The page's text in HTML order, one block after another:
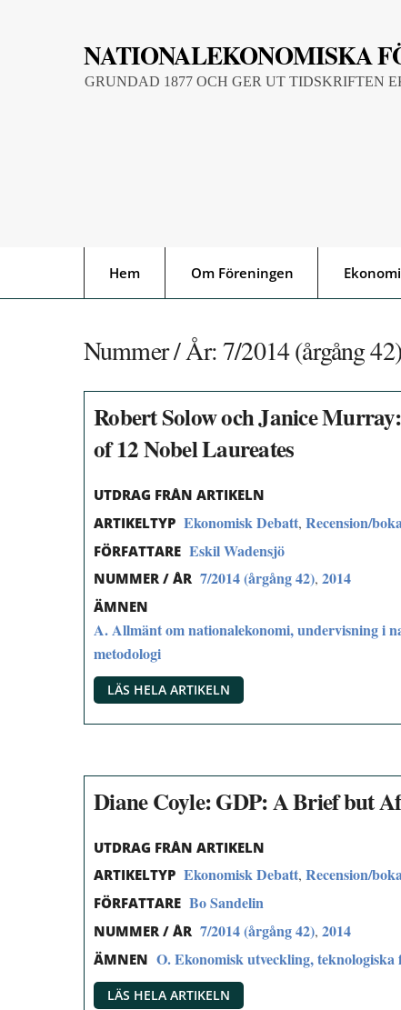
NATIONALEKONOMISKA
GRUNDAD 1877 OCH GER UT TIDSKRIFTEN
Hem Om Föreningen
Nummer / År:7/2014 (årgång 42)
Robert Solow och Janice
of 12 Nobel Laureates
UTDRAG FRÅN ARTIKELN
ARTIKELTYP Ekonomisk Debatt, Recension/
FÖRFATTARE Eskil Wadensjö
NUMMER / ÅR 7/2014 (årgång 42), 2014
ÄMNEN
A. Allmänt om nationalekonomi, undervisning i
metodologi
LÄS HELA ARTIKELN
Diane Coyle: GDP: A Brief but
UTDRAG FRÅN ARTIKELN
ARTIKELTYP Ekonomisk Debatt, Recension/
FÖRFATTARE Bo Sandelin
NUMMER / ÅR 7/2014 (årgång 42), 2014
ÄMNEN O. Ekonomisk utveckling,
LÄS HELA ARTIKELN